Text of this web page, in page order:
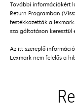
További információkért
Return Programban
festékkazetták a
szolgáltatáson keresztül
Az itt szereplő
Lexmark nem felelős a